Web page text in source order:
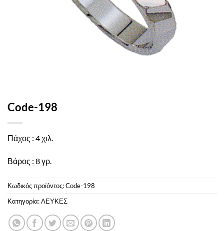
Code-198
Πάχος : 4 χιλ.
Βάρος : 8 γρ.
Κωδικός προϊόντος:Code-198
Κατηγορία:ΛΕΥΚΕΣ